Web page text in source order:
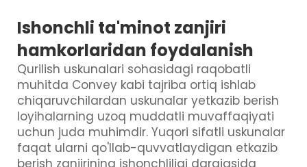
Ishonchli ta'minot zanjiri
hamkorlaridan foydalanish
Qurilish uskunalari sohasidagi raqobatli
muhitda Convey kabi tajriba ortiq ishlab
chiqaruvchilardan uskunalar yetkazib berish
loyihalarning uzoq muddatli muvaffaqiyati
uchun juda muhimdir. Yuqori sifatli uskunalar
faqat ularni qo'llab-quvvatlaydigan etkazib
berish zanjirining ishonchliligi darajasida